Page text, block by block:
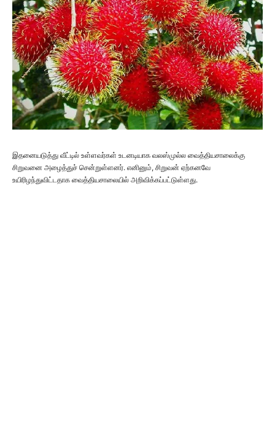
இதனையடுத்து வீட்டில் உள்ளவர்கள் உடனடியாக வலஸ்முல்ல வைத்தியசாலைக்கு
சிறுவனை அழைத்துச் சென்றுள்ளனர். எனினும், சிறுவன் ஏற்கனவே
உயிரிழந்துவிட்டதாக வைத்தியசாலையில் அறிவிக்கப்பட்டுள்ளது.